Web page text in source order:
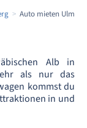
Auto mieten Ulm
Alb in
als nur das
kommst du
in und